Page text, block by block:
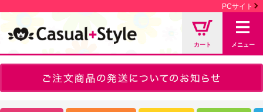
PCサイト
カート メニュー